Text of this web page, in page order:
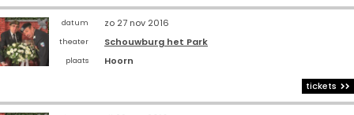
datum zo 27 nov 2016
theater Schouwburg het Park
plaats
Hoorn
tickets